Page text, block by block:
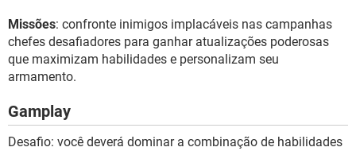
Missões: confronte inimigos implacáveis nas campanhas
chefes desafiadores para ganhar atualizações poderosas
que maximizam habilidades e personalizam seu
armamento.
Gamplay
Desafio: você deverá dominar a combinação de habilidades